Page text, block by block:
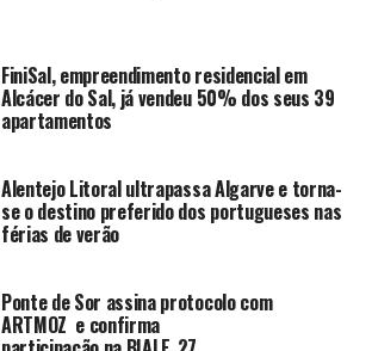
FiniSal, empreendimento residencial em
Alcácer do Sal, já vendeu 50% dos seus 39
apartamentos
Alentejo Litoral ultrapassa Algarve e torna-
se o destino preferido dos portugueses nas
férias de verão
Ponte de Sor assina protocolo com
ARTMOZ e confirma